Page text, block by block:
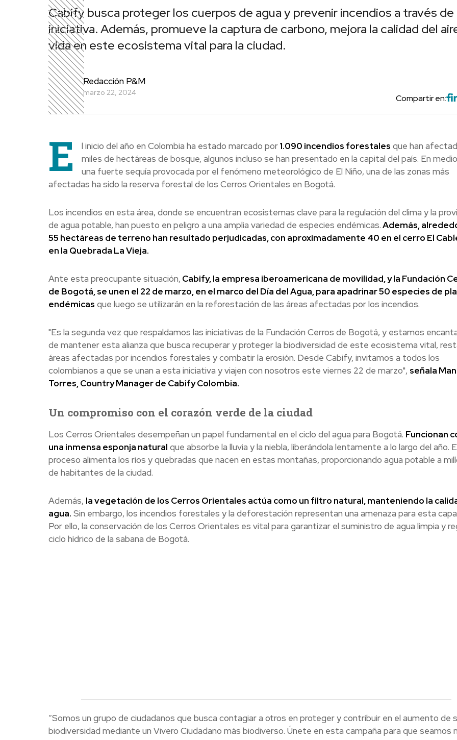
Cabify busca proteger los cuerpos de agua y prevenir incendios a través
iniciativa. Además, promueve la captura de carbono, mejora la calidad del
vida en este ecosistema vital para la ciudad.
Redacción P&M
marzo 22, 2024
Compartir en:
E l inicio del año en Colombia ha estado marcado por1.090 incendios forestales que han
miles de hectáreas de bosque, algunos incluso se han presentado en la capital del país. En
una fuerte sequía provocada por el fenómeno meteorológico de El Niño, una de las zonas más
afectadas ha sido la reserva forestal de los Cerros Orientales en Bogotá.
Los incendios en esta área, donde se encuentran ecosistemas clave para la regulación del clima y la
de agua potable, han puesto en peligro a una amplia variedad de especies endémicas.Además,
55 hectáreas de terreno han resultado perjudicadas, con aproximadamente 40 en el cerro El
en la Quebrada La Vieja.
Ante esta preocupante situación, Cabify, la empresa iberoamericana de movilidad, y la Fundación
de Bogotá, se unen el 22 de marzo, en el marco del Día del Agua, para apadrinar 50 especies de
endémicas que luego se utilizarán en la reforestación de las áreas afectadas por los incendios.
"Es la segunda vez que respaldamos las iniciativas de la Fundación Cerros de Bogotá, y estamos
de mantener esta alianza que busca recuperar y proteger la biodiversidad de este ecosistema vital,
áreas afectadas por incendios forestales y combatir la erosión. Desde Cabify, invitamos a todos los
colombianos a que se unan a esta iniciativa y viajen con nosotros este viernes 22 de marzo", señala
Torres, Country Manager de Cabify Colombia.
Un compromiso con el corazón verde de la ciudad
Los Cerros Orientales desempeñan un papel fundamental en el ciclo del agua para Bogotá. Funcionan
una inmensa esponja natural que absorbe la lluvia y la niebla, liberándola lentamente a lo largo del año.
proceso alimenta los ríos y quebradas que nacen en estas montañas, proporcionando agua potable a
de habitantes de la ciudad.
Además, la vegetación de los Cerros Orientales actúa como un filtro natural, manteniendo la
agua. Sin embargo, los incendios forestales y la deforestación representan una amenaza para esta
Por ello, la conservación de los Cerros Orientales es vital para garantizar el suministro de agua limpia y
ciclo hídrico de la sabana de Bogotá.
“Somos un grupo de ciudadanos que busca contagiar a otros en proteger y contribuir en el aumento de
biodiversidad mediante un Vivero Ciudadano más biodiverso. Únete en esta campaña para que seamos